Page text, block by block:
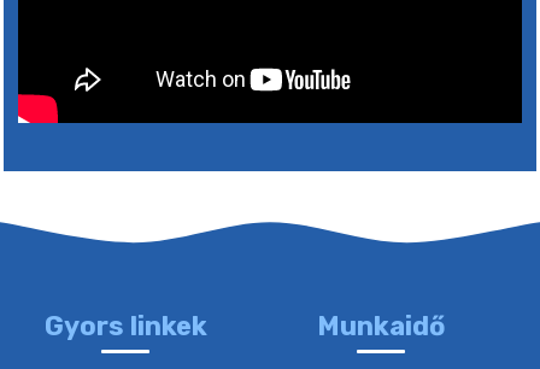
5. augusztus 2026 05:00
22. július 2026 16:26
Gyors linkek Munkaidő